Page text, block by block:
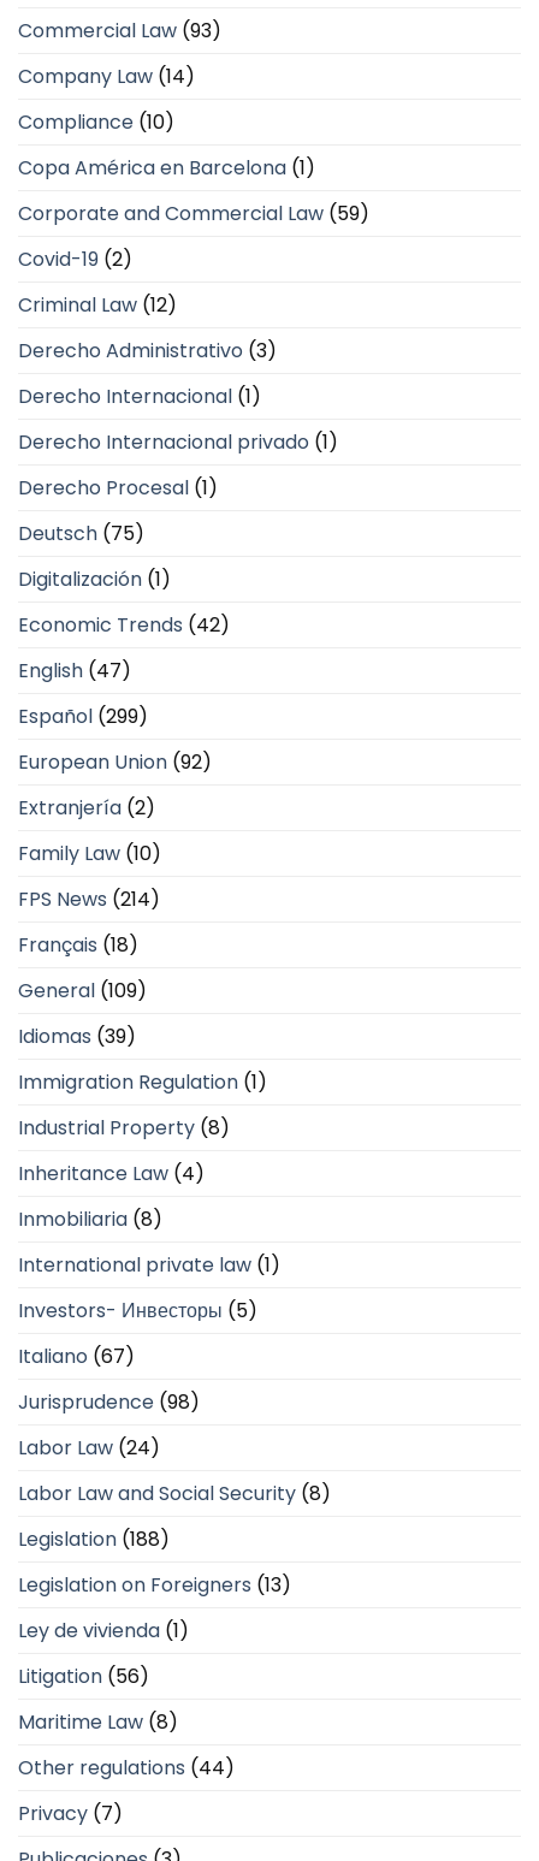
Commercial Law (93)
Company Law (14)
Compliance (10)
Copa América en Barcelona (1)
Corporate and Commercial Law (59)
Covid-19 (2)
Criminal Law (12)
Derecho Administrativo (3)
Derecho Internacional (1)
Derecho Internacional privado (1)
Derecho Procesal (1)
Deutsch (75)
Digitalización (1)
Economic Trends (42)
English (47)
Español (299)
European Union (92)
Extranjería (2)
Family Law (10)
FPS News (214)
Français (18)
General (109)
Idiomas (39)
Immigration Regulation (1)
Industrial Property (8)
Inheritance Law (4)
Inmobiliaria (8)
International private law (1)
Investors- Инвесторы (5)
Italiano (67)
Jurisprudence (98)
Labor Law (24)
Labor Law and Social Security (8)
Legislation (188)
Legislation on Foreigners (13)
Ley de vivienda (1)
Litigation (56)
Maritime Law (8)
Other regulations (44)
Privacy (7)